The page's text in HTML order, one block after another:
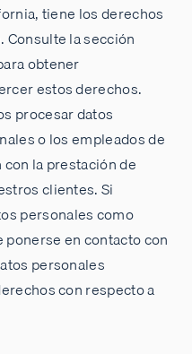
tiene los derechos
la sección
obtener
estos derechos.
procesar datos
o los empleados de
la prestación de
clientes. Si
personales como
en contacto con
personales
con respecto a